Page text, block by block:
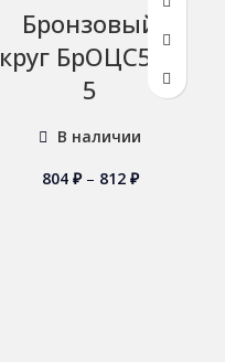
Бронзовый
круг БрОЦС5-5-
5
В наличии
804 ₽ – 812 ₽